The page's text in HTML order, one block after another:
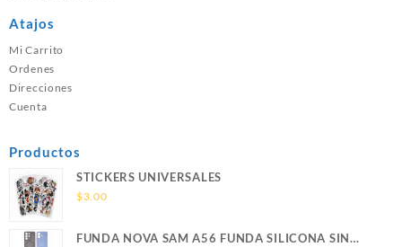
Atajos
Mi Carrito
Ordenes
Direcciones
Cuenta
Productos
STICKERS UNIVERSALES
$3.00
FUNDA NOVA SAM A56 FUNDA SILICONA SIN